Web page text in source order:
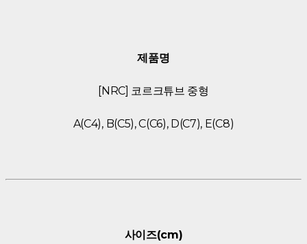
제품명
[NRC] 코르크튜브 중형
A(C4), B(C5), C(C6), D(C7), E(C8)
사이즈(cm)